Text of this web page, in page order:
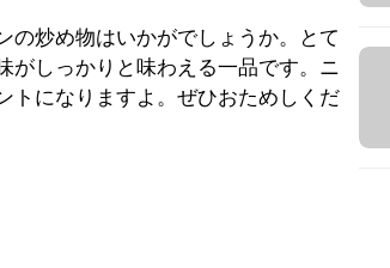
の炒め物はいかがでしょうか。とて
がしっかりと味わえる一品です。ニ
トになりますよ。ぜひおためしくだ